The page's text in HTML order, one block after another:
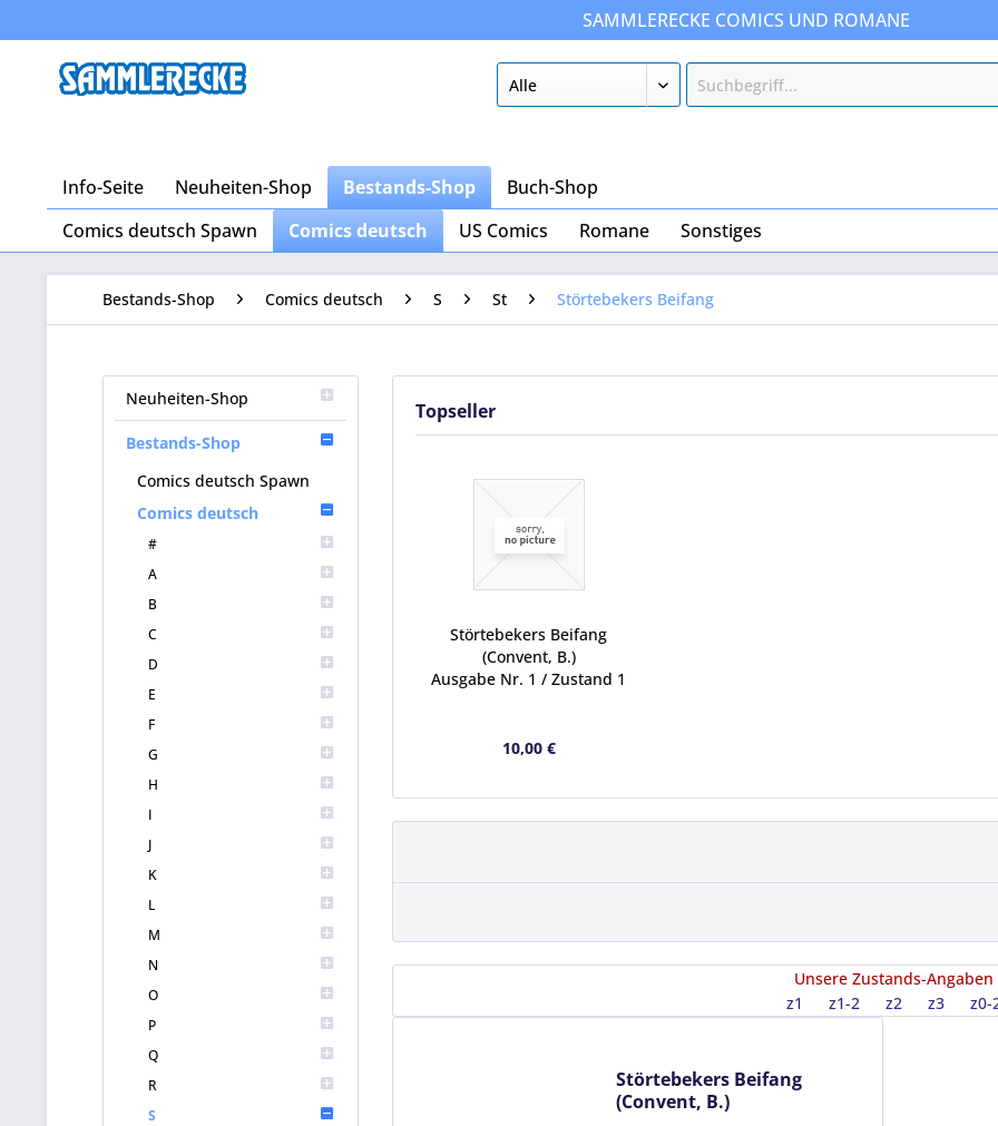
SAMMLERECKE COMICS UND ROMANE
Info-Seite Neuheiten-Shop Bestands-Shop
Buch-Shop
Comics deutsch Spawn
Comics deutsch US Comics Romane Sonstiges
Bestands-Shop Comics deutsch S St Störtebekers Beifang
Neuheiten-Shop
Bestands-Shop
Comics deutsch Spawn
Comics deutsch
#
A
B
C
D
E
F
G
H
I
J
K
L
M
N
O
P
Q
R
S
Topseller
Störtebekers Beifang
(Convent, B.)
Ausgabe Nr. 1 / Zustand 1
10,00 €
Unsere Zustands-Angaben
z1
z1-2 z2 z3 z0-
Störtebekers Beifang
(Convent, B.)